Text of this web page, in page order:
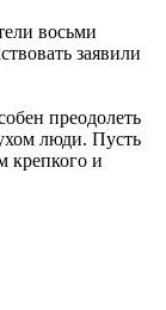
восьми
заявили
преодолеть
люди. Пусть
крепкого и